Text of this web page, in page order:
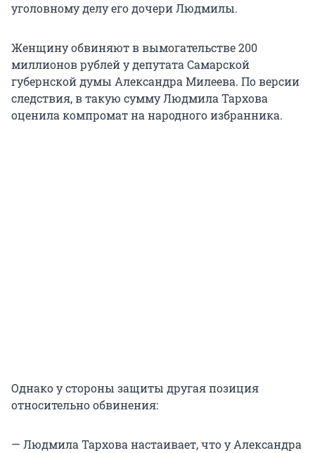
уголовному делу его дочери Людмилы.
Женщину обвиняют в вымогательстве 200
миллионов рублей у депутата Самарской
губернской думы Александра Милеева. По версии
следствия, в такую сумму Людмила Тархова
оценила компромат на народного избранника.
Однако у стороны защиты другая позиция
относительно обвинения:
— Людмила Тархова настаивает, что у Александра